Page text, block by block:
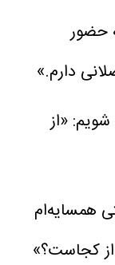
حضور
دارم.»
شویم: «از
همسایه‌ام
کجاست؟»